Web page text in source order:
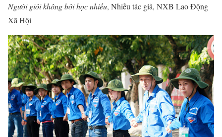
Người giỏi không bởi học nhiều, Nhiều tác giả, NXB Lao Động
Xã Hội